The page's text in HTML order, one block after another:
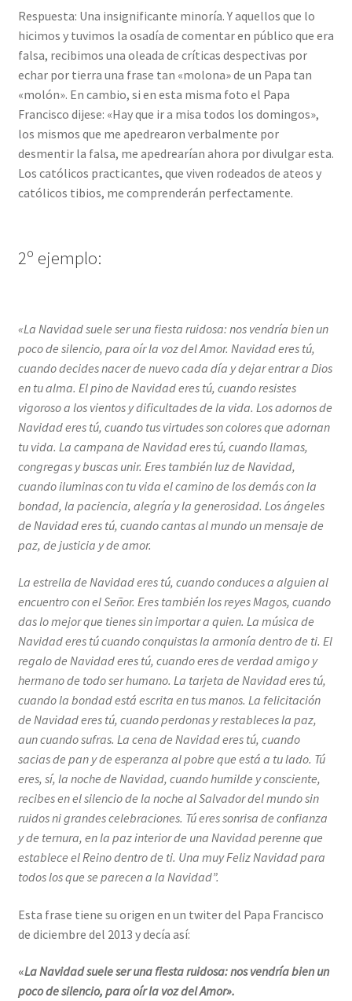
Respuesta: Una insignificante minoría. Y aquellos que lo
hicimos y tuvimos la osadía de comentar en público que era
falsa, recibimos una oleada de críticas despectivas por
echar por tierra una frase tan «molona» de un Papa tan
«molón». En cambio, si en esta misma foto el Papa
Francisco dijese: «Hay que ir a misa todos los domingos»,
los mismos que me apedrearon verbalmente por
desmentir la falsa, me apedrearían ahora por divulgar esta.
Los católicos practicantes, que viven rodeados de ateos y
católicos tibios, me comprenderán perfectamente.
2º ejemplo:
«La Navidad suele ser una fiesta ruidosa: nos vendría bien un
poco de silencio, para oír la voz del Amor. Navidad eres tú,
cuando decides nacer de nuevo cada día y dejar entrar a Dios
en tu alma. El pino de Navidad eres tú, cuando resistes
vigoroso a los vientos y dificultades de la vida. Los adornos de
Navidad eres tú, cuando tus virtudes son colores que adornan
tu vida. La campana de Navidad eres tú, cuando llamas,
congregas y buscas unir. Eres también luz de Navidad,
cuando iluminas con tu vida el camino de los demás con la
bondad, la paciencia, alegría y la generosidad. Los ángeles
de Navidad eres tú, cuando cantas al mundo un mensaje de
paz, de justicia y de amor.
La estrella de Navidad eres tú, cuando conduces a alguien al
encuentro con el Señor. Eres también los reyes Magos, cuando
das lo mejor que tienes sin importar a quien. La música de
Navidad eres tú cuando conquistas la armonía dentro de ti. El
regalo de Navidad eres tú, cuando eres de verdad amigo y
hermano de todo ser humano. La tarjeta de Navidad eres tú,
cuando la bondad está escrita en tus manos. La felicitación
de Navidad eres tú, cuando perdonas y restableces la paz,
aun cuando sufras. La cena de Navidad eres tú, cuando
sacias de pan y de esperanza al pobre que está a tu lado. Tú
eres, sí, la noche de Navidad, cuando humilde y consciente,
recibes en el silencio de la noche al Salvador del mundo sin
ruidos ni grandes celebraciones. Tú eres sonrisa de confianza
y de ternura, en la paz interior de una Navidad perenne que
establece el Reino dentro de ti. Una muy Feliz Navidad para
todos los que se parecen a la Navidad”.
Esta frase tiene su origen en un twiter del Papa Francisco
de diciembre del 2013 y decía así:
«La Navidad suele ser una fiesta ruidosa: nos vendría bien un
poco de silencio, para oír la voz del Amor».